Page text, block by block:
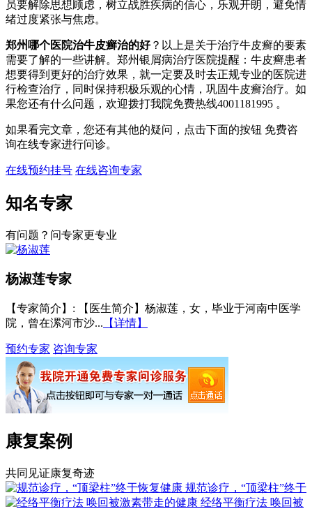
员要解除思想顾虑，树立战胜疾病的信心，乐观开朗，避免情
绪过度紧张与焦虑。
郑州哪个医院治牛皮癣治的好？以上是关于治疗牛皮癣的要素
需要了解的一些讲解。郑州银屑病治疗医院提醒：牛皮癣患者
想要得到更好的治疗效果，就一定要及时去正规专业的医院进
行检查治疗，同时保持积极乐观的心情，巩固牛皮癣治疗。如
果您还有什么问题，欢迎拨打我院免费热线4001181995 。
如果看完文章，您还有其他的疑问，点击下面的按钮 免费咨
询在线专家进行问诊。
在线预约挂号 在线咨询专家
知名专家
有问题？问专家更专业
杨淑莲专家
【专家简介】 : 【医生简介】杨淑莲，女，毕业于河南中医学
院，曾在漯河市沙... 【详情】
预约专家 咨询专家
康复案例
共同见证康复奇迹
规范诊疗，“顶梁柱”终于
经络平衡疗法 唤回被